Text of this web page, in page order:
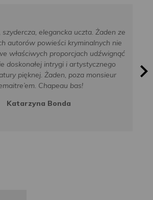
elegancka uczta. Żaden ze
autorów powieści kryminalnych nie
właściwych proporcjach udźwignąć
doskonałej intrygi i artystycznego
pięknej. Żaden, poza monsieur
Chapeau bas!
Katarzyna Bonda